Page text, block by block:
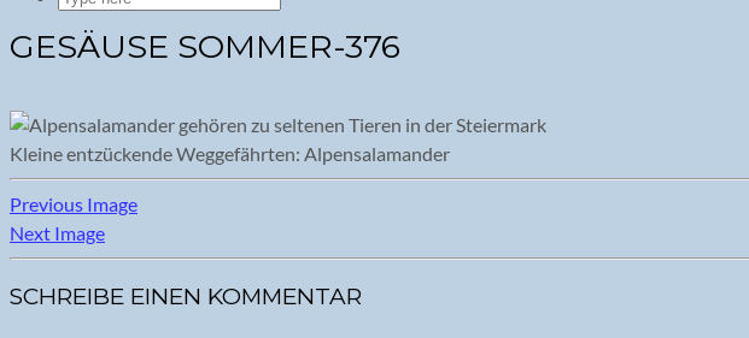
GESÄUSE SOMMER-376
Kleine entzückende Weggefährten: Alpensalamander
Previous Image
Next Image
SCHREIBE EINEN KOMMENTAR